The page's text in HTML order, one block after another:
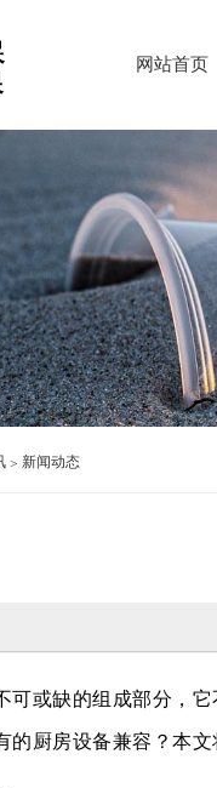
网站首页
新闻动态
可或缺的组成部分，
厨房设备兼容？本